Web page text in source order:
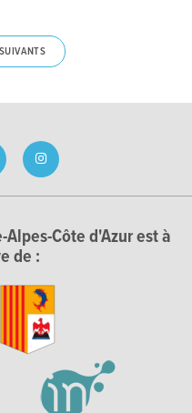
Alpes-Côte d'Azur est à
de :